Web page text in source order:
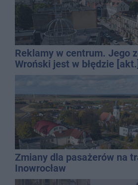
Reklamy w centrum. Jego
Wroński jest w błędzie [akt.]
Zmiany dla pasażerów na
Inowrocław